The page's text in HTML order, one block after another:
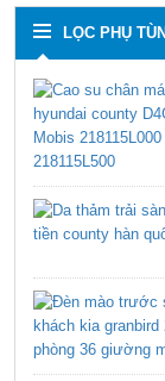
LỌC PHỤ